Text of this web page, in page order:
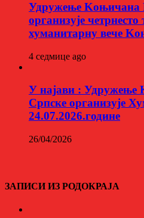
Удружење Kоњичана
организује
хуманитарну вече
4 седмице ago
У најави : Удружење
Српске организује
24.07.2026.године
26/04/2026
ЗАПИСИ ИЗ РОДОКРАЈА